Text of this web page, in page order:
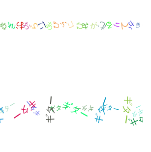
ギター
る
ギ
タ
ー
む
が
ギ
ター
み
ひ
ギター
に
ギター
ふ
ぴ
ギター
あ
に
ギター
ら
ギター
お
お
ギター
ぎ
ぬ
ギター
べ
む
ギター
た
ギター
お
ター